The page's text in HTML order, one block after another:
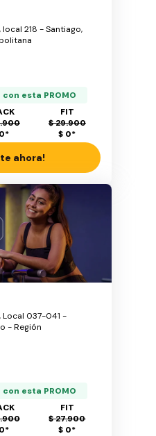
local 218 - Santiago,
esta PROMO
*
FIT
$ 29.900
$ 0*
ahora!
Local 037-041 -
- Región
esta PROMO
*
FIT
$ 27.900
$ 0*